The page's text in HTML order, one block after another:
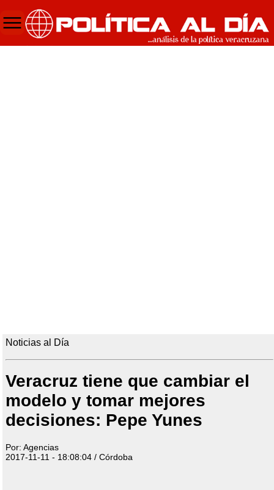
Noticias al Día
Veracruz tiene que cambiar el
modelo y tomar mejores
decisiones: Pepe Yunes
Por: Agencias
2017-11-11 - 18:08:04 / Córdoba